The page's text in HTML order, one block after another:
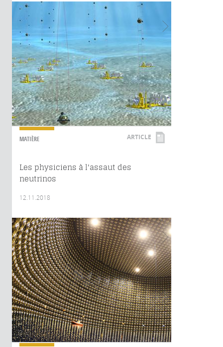
MATIÈRE ARTICLE
Les physiciens à l'assaut des
neutrinos
12.11.2018